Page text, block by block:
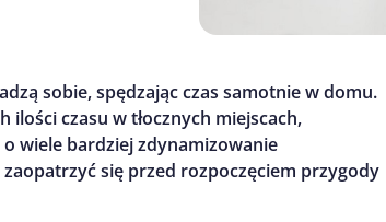
sobie, spędzając czas samotnie w domu.
czasu w tłocznych miejscach,
wiele bardziej zdynamizowanie
się przed rozpoczęciem przygody